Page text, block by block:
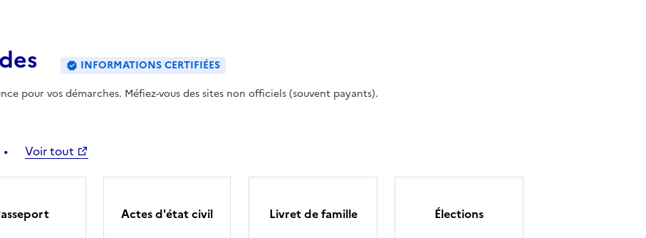
INFORMATIONS CERTIFIÉES
pour vos démarches. Méfiez-vous des sites non officiels (souvent payants).
Voir tout
Actes d'état civil Livret de famille Élections